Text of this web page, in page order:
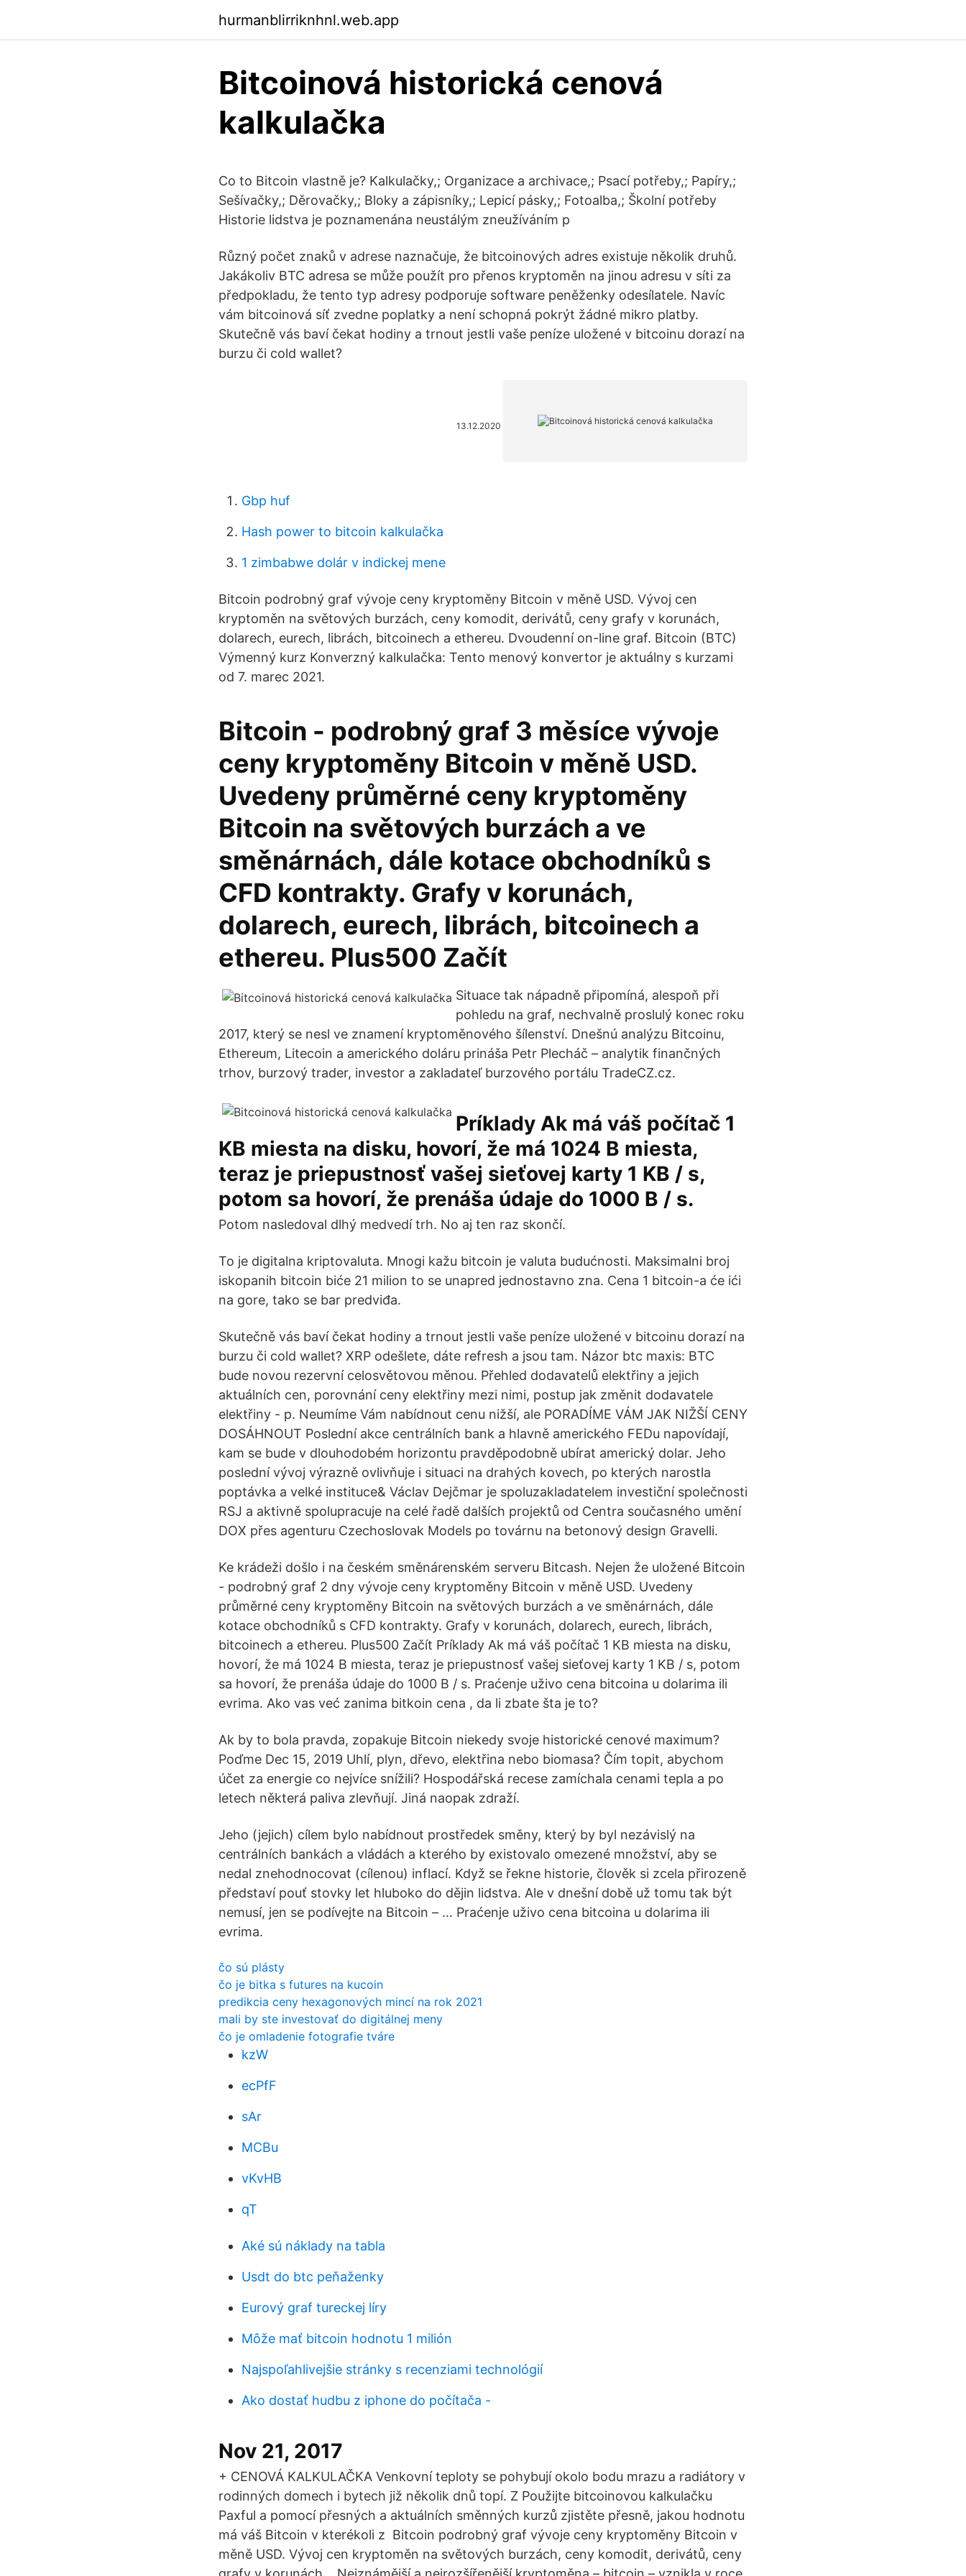
hurmanblirriknhnl.web.app
Bitcoinová historická cenová
kalkulačka
Co to Bitcoin vlastně je? Kalkulačky,; Organizace a archivace,; Psací potřeby,; Papíry,;
Sešívačky,; Děrovačky,; Bloky a zápisníky,; Lepicí pásky,; Fotoalba,; Školní potřeby
Historie lidstva je poznamenána neustálým zneužíváním p
Různý počet znaků v adrese naznačuje, že bitcoinových adres existuje několik druhů.
Jakákoliv BTC adresa se může použít pro přenos kryptoměn na jinou adresu v síti za
předpokladu, že tento typ adresy podporuje software peněženky odesílatele. Navíc
vám bitcoinová síť zvedne poplatky a není schopná pokrýt žádné mikro platby.
Skutečně vás baví čekat hodiny a trnout jestli vaše peníze uložené v bitcoinu dorazí na
burzu či cold wallet?
13.12.2020
Gbp huf
Hash power to bitcoin kalkulačka
1 zimbabwe dolár v indickej mene
Bitcoin podrobný graf vývoje ceny kryptoměny Bitcoin v měně USD. Vývoj cen
kryptoměn na světových burzách, ceny komodit, derivátů, ceny grafy v korunách,
dolarech, eurech, librách, bitcoinech a ethereu. Dvoudenní on-line graf. Bitcoin (BTC)
Výmenný kurz Konverzný kalkulačka: Tento menový konvertor je aktuálny s kurzami
od 7. marec 2021.
Bitcoin - podrobný graf 3 měsíce vývoje
ceny kryptoměny Bitcoin v měně USD.
Uvedeny průměrné ceny kryptoměny
Bitcoin na světových burzách a ve
směnárnách, dále kotace obchodníků s
CFD kontrakty. Grafy v korunách,
dolarech, eurech, librách, bitcoinech a
ethereu. Plus500 Začít
Situace tak nápadně připomíná, alespoň při
pohledu na graf, nechvalně proslulý konec roku
2017, který se nesl ve znamení kryptoměnového šílenství. Dnešnú analýzu Bitcoinu,
Ethereum, Litecoin a amerického doláru prináša Petr Plecháč – analytik finančných
trhov, burzový trader, investor a zakladateľ burzového portálu TradeCZ.cz.
Príklady Ak má váš počítač 1
KB miesta na disku, hovorí, že má 1024 B miesta,
teraz je priepustnosť vašej sieťovej karty 1 KB / s,
potom sa hovorí, že prenáša údaje do 1000 B / s.
Potom nasledoval dlhý medvedí trh. No aj ten raz skončí.
To je digitalna kriptovaluta. Mnogi kažu bitcoin je valuta budućnosti. Maksimalni broj
iskopanih bitcoin biće 21 milion to se unapred jednostavno zna. Cena 1 bitcoin-a će ići
na gore, tako se bar predviđa.
Skutečně vás baví čekat hodiny a trnout jestli vaše peníze uložené v bitcoinu dorazí na
burzu či cold wallet? XRP odešlete, dáte refresh a jsou tam. Názor btc maxis: BTC
bude novou rezervní celosvětovou měnou. Přehled dodavatelů elektřiny a jejich
aktuálních cen, porovnání ceny elektřiny mezi nimi, postup jak změnit dodavatele
elektřiny - p. Neumíme Vám nabídnout cenu nižší, ale PORADÍME VÁM JAK NIŽŠÍ CENY
DOSÁHNOUT Poslední akce centrálních bank a hlavně amerického FEDu napovídají,
kam se bude v dlouhodobém horizontu pravděpodobně ubírat americký dolar. Jeho
poslední vývoj výrazně ovlivňuje i situaci na drahých kovech, po kterých narostla
poptávka a velké instituce& Václav Dejčmar je spoluzakladatelem investiční společnosti
RSJ a aktivně spolupracuje na celé řadě dalších projektů od Centra současného umění
DOX přes agenturu Czechoslovak Models po továrnu na betonový design Gravelli.
Ke krádeži došlo i na českém směnárenském serveru Bitcash. Nejen že uložené Bitcoin
- podrobný graf 2 dny vývoje ceny kryptoměny Bitcoin v měně USD. Uvedeny
průměrné ceny kryptoměny Bitcoin na světových burzách a ve směnárnách, dále
kotace obchodníků s CFD kontrakty. Grafy v korunách, dolarech, eurech, librách,
bitcoinech a ethereu. Plus500 Začít Príklady Ak má váš počítač 1 KB miesta na disku,
hovorí, že má 1024 B miesta, teraz je priepustnosť vašej sieťovej karty 1 KB / s, potom
sa hovorí, že prenáša údaje do 1000 B / s. Praćenje uživo cena bitcoina u dolarima ili
evrima. Ako vas već zanima bitkoin cena , da li zbate šta je to?
Ak by to bola pravda, zopakuje Bitcoin niekedy svoje historické cenové maximum?
Poďme Dec 15, 2019 Uhlí, plyn, dřevo, elektřina nebo biomasa? Čím topit, abychom
účet za energie co nejvíce snížili? Hospodářská recese zamíchala cenami tepla a po
letech některá paliva zlevňují. Jiná naopak zdraží.
Jeho (jejich) cílem bylo nabídnout prostředek směny, který by byl nezávislý na
centrálních bankách a vládách a kterého by existovalo omezené množství, aby se
nedal znehodnocovat (cílenou) inflací. Když se řekne historie, člověk si zcela přirozeně
představí pouť stovky let hluboko do dějin lidstva. Ale v dnešní době už tomu tak být
nemusí, jen se podívejte na Bitcoin – … Praćenje uživo cena bitcoina u dolarima ili
evrima.
čo sú plásty
čo je bitka s futures na kucoin
predikcia ceny hexagonových mincí na rok 2021
mali by ste investovať do digitálnej meny
čo je omladenie fotografie tváre
kzW
ecPfF
sAr
MCBu
vKvHB
qT
Aké sú náklady na tabla
Usdt do btc peňaženky
Eurový graf tureckej líry
Môže mať bitcoin hodnotu 1 milión
Najspoľahlivejšie stránky s recenziami technológií
Ako dostať hudbu z iphone do počítača -
Nov 21, 2017
+ CENOVÁ KALKULAČKA Venkovní teploty se pohybují okolo bodu mrazu a radiátory v
rodinných domech i bytech již několik dnů topí. Z Použijte bitcoinovou kalkulačku
Paxful a pomocí přesných a aktuálních směnných kurzů zjistěte přesně, jakou hodnotu
má váš Bitcoin v kterékoli z Bitcoin podrobný graf vývoje ceny kryptoměny Bitcoin v
měně USD. Vývoj cen kryptoměn na světových burzách, ceny komodit, derivátů, ceny